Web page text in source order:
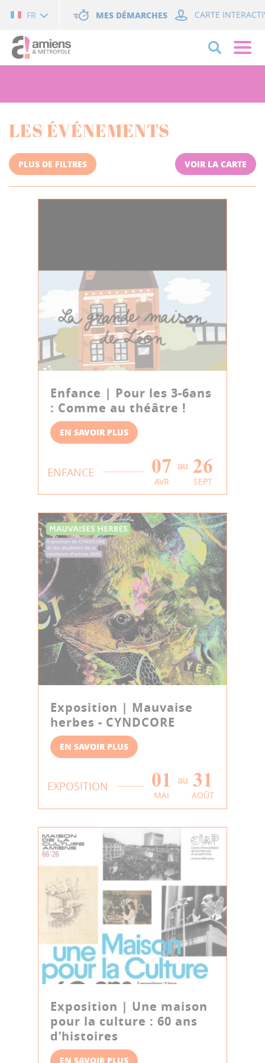
FR MES DÉMARCHES CARTE
LES ÉVÉNEMENTS
PLUS DE FILTRES VOIR LA CARTE
Enfance | Pour les 3-6ans
: Comme au théâtre !
EN SAVOIR PLUS
ENFANCE 07
AVR
au 26
SEPT
Exposition | Mauvaise
herbes - CYNDCORE
EN SAVOIR PLUS
EXPOSITION 01
MAI
au 31
AOÛT
Exposition | Une maison
pour la culture : 60 ans
d’histoires
EN SAVOIR PLUS